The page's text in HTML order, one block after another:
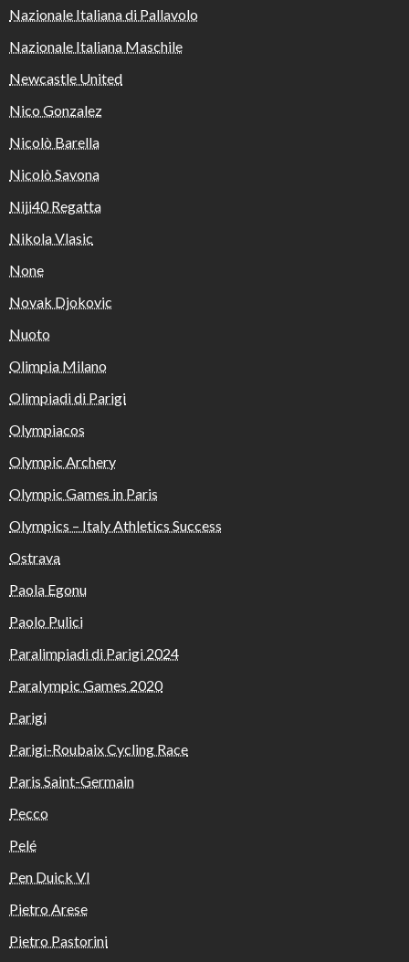
Nazionale Italiana di Pallavolo
Nazionale Italiana Maschile
Newcastle United
Nico Gonzalez
Nicolò Barella
Nicolò Savona
Niji40 Regatta
Nikola Vlasic
None
Novak Djokovic
Nuoto
Olimpia Milano
Olimpiadi di Parigi
Olympiacos
Olympic Archery
Olympic Games in Paris
Olympics – Italy Athletics Success
Ostrava
Paola Egonu
Paolo Pulici
Paralimpiadi di Parigi 2024
Paralympic Games 2020
Parigi
Parigi-Roubaix Cycling Race
Paris Saint-Germain
Pecco
Pelé
Pen Duick VI
Pietro Arese
Pietro Pastorini